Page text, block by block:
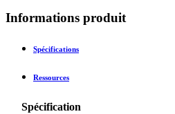
Informations produit
Spécifications
Ressources
Spécification